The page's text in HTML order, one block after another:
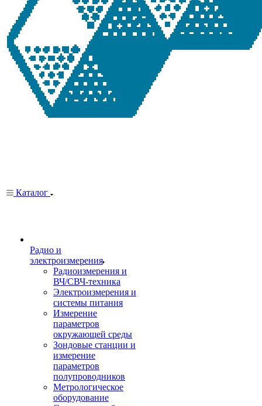
Каталог
Радио и
электроизмерения
Радиоизмерения и
ВЧ/СВЧ-техника
Электроизмерения и
системы питания
Измерение
параметров
окружающей среды
Зондовые станции и
измерение
параметров
полупроводников
Метрологическое
оборудование